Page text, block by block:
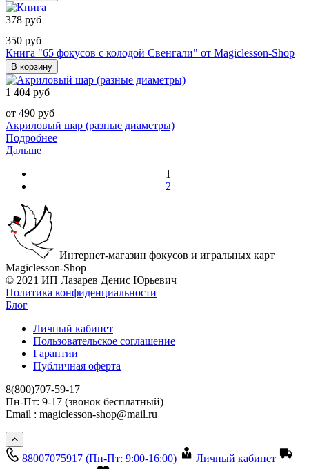
378 руб
350 руб
Книга "65 фокусов с колодой Свенгали" от Magiclesson-Shop
В корзину
1 404 руб
от 490 руб
Акриловый шар (разные диаметры)
Подробнее
Дальше
1
2
Интернет-магазин фокусов и игральных карт
Magiclesson-Shop
© 2021 ИП Лазарев Денис Юрьевич
Политика конфиденциальности
Блог
Личный кабинет
Пользовательское соглашение
Гарантии
Публичная оферта
8(800)707-59-17
Пн-Пт: 9-17 (звонок бесплатный)
Email : magiclesson-shop@mail.ru
88007075917 (Пн-Пт: 9:00-16:00)
Личный кабинет